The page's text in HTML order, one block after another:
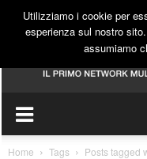
Home Tags Posts tagged
Utilizziamo i cookie per
esperienza sul nostro
assumiamo